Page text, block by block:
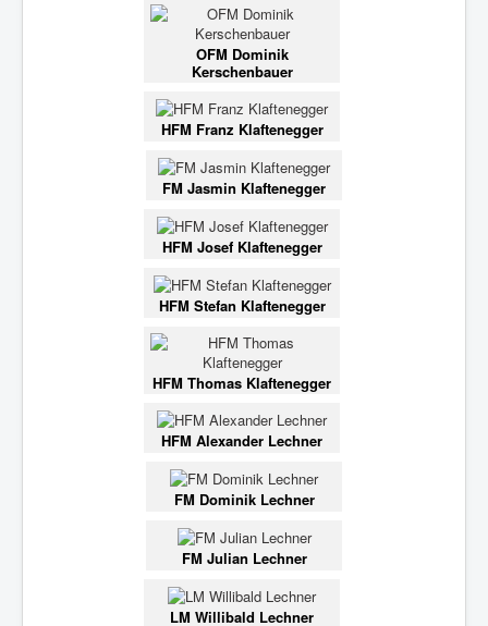
OFM Dominik
Kerschenbauer
HFM Franz Klaftenegger
FM Jasmin Klaftenegger
HFM Josef Klaftenegger
HFM Stefan Klaftenegger
HFM Thomas Klaftenegger
HFM Alexander Lechner
FM Dominik Lechner
FM Julian Lechner
LM Willibald Lechner